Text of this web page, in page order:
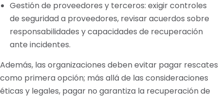
Gestión de proveedores y terceros: exigir controles
de seguridad a proveedores, revisar acuerdos sobre
responsabilidades y capacidades de recuperación
ante incidentes.
Además, las organizaciones deben evitar pagar rescates
como primera opción; más allá de las consideraciones
éticas y legales, pagar no garantiza la recuperación de